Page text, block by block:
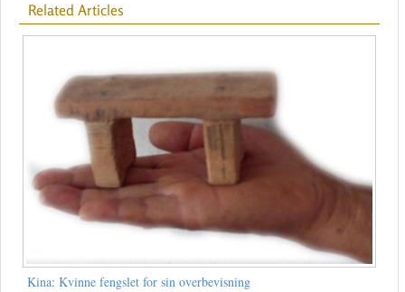
Related Articles
Kina: Kvinne fengslet for sin overbevisning